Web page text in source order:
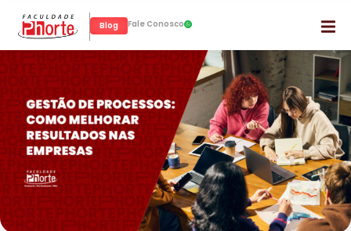
Blog Fale Conosco